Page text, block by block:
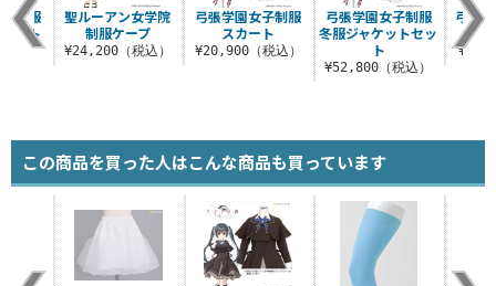
弓張学園女子制服
スカート
¥20,900（税込）
弓張学園女子制服
冬服ジャケットセッ
ト
¥52,800（税込）
弓張
制服
ット
込）
聖ルーアン女学院
制服ケープ
¥24,200（税込）
この商品を買った人はこんな商品も買っています